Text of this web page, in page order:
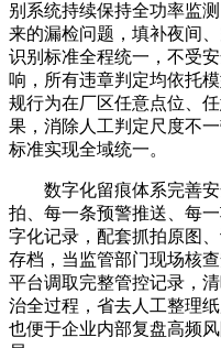
别系统持续保持全功率监
来的漏检问题，填补夜间
识别标准全程统一，不受
响，所有违章判定均依托
规行为在厂区任意点位、
果，消除人工判定尺度不
标准实现全域统一。
数字化留痕体系完善
拍、每一条预警推送、每
字化记录，配套抓拍原图
存档，当监管部门现场核
平台调取完整管控记录，
治全过程，省去人工整理
也便于企业内部复盘高频